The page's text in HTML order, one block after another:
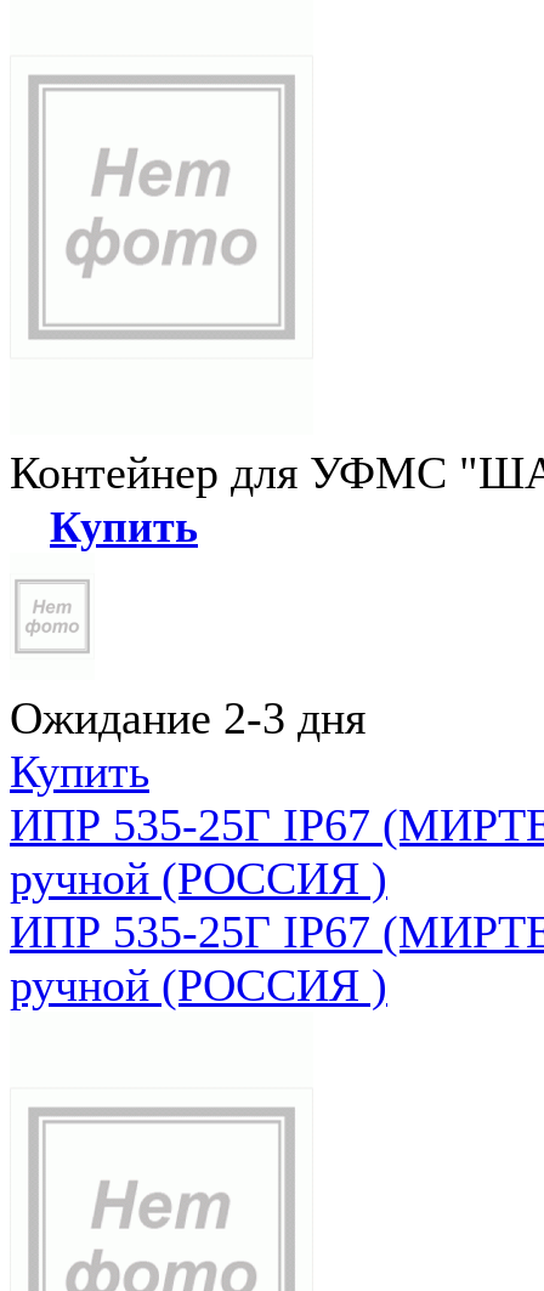
Контейнер для УФМС
Купить
Ожидание 2-3 дня
Купить
ИПР 535-25Г IP67
ручной (РОССИЯ )
ИПР 535-25Г IP67
ручной (РОССИЯ )